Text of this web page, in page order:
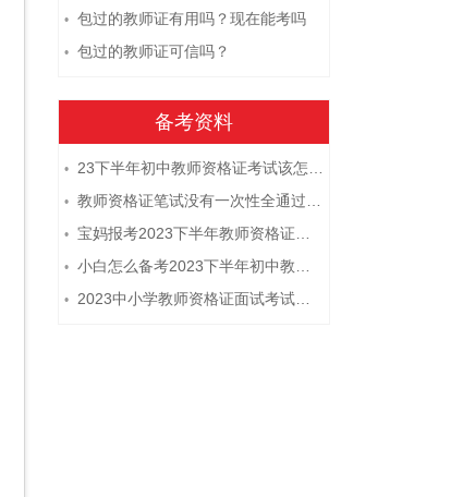
• 包过的教师证有用吗？现在能考吗
• 包过的教师证可信吗？
备考资料
• 23下半年初中教师资格证考试该怎么复习？
• 教师资格证笔试没有一次性全通过下次需要重新报考吗？
• 宝妈报考2023下半年教师资格证需要报班备考吗？
• 小白怎么备考2023下半年初中教师资格证笔试？
• 2023中小学教师资格证面试考试注意事项